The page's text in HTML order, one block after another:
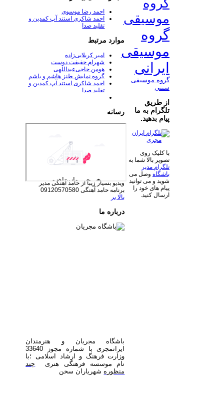
احمد رضا موسوی
احمد شاکری استند آپ کمدین و
تقلید صدا
موارد مرتبط
امیر کربلایی‌زاده
شهرام حقیقت دوست
هومن حاجی‌عبداللهی
گروه نمایش طنز هاشم و باشم
احمد شاکری استند آپ کمدین و
تقلید صدا
رسانه
ویدیو بسیار زیبا از حامد آهنگی مدیر
برنامه حامد آهنگی 09120570580
بالا بر
درباره ما
باشگاه مجریان و هنرمندان
ایرانمجری با شماره مجوز 33640
وزارت فرهنگ و ارشاد اسلامی ؛با
نام موسسه فرهنگی هنری چند
منظوره شهریاران سخن
گروه
موسیقی
گروه
موسیقی
ایرانی
گروه موسیقی
سنتی
از طریق
تلگرام به ما
پیام بدهید.
با کلیک روی
تصویر بالا شما به
تلگرام مدیر
باشگاه وصل می
شوید و می توانید
پیام های خود را
ارسال کنید.